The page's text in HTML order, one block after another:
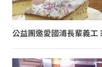
公益團邀愛國浦長輩義工